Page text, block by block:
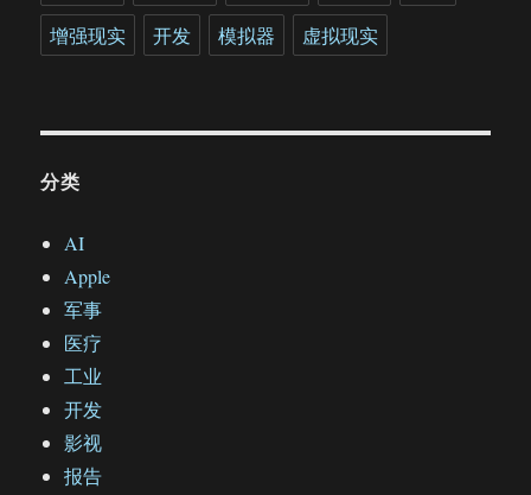
增强现实
开发 模拟器 虚拟现实
分类
AI
Apple
军事
医疗
工业
开发
影视
报告